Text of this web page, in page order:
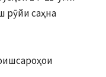
рӯйи саҳна